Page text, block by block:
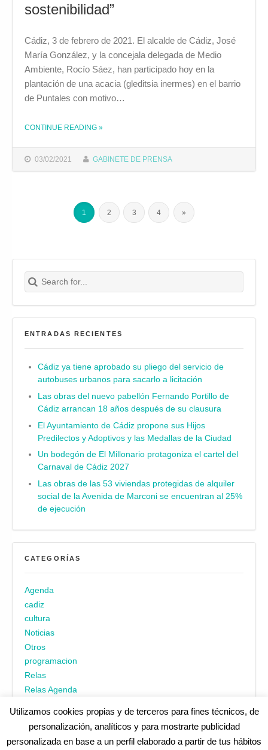
sostenibilidad”
03/02/2021 GABINETE DE PRENSA
Cádiz, 3 de febrero de 2021. El alcalde de Cádiz, José
María González, y la concejala delegada de Medio
Ambiente, Rocío Sáez, han participado hoy en la
plantación de una acacia (gleditsia inermes) en el barrio
de Puntales con motivo…
CONTINUE READING
THE "JOSÉ MARÍA GONZÁLEZ: “PLANTAR ESTE ÁRBOL ES UN REFLEJO DEL COMPROMISO DEL AYUNTAMIENTO CON EL MEDIO AMBIENTE Y LA SOSTENIBILIDAD”"
»
1 2 3 4 »
Search for:
Buscar
ENTRADAS RECIENTES
Cádiz ya tiene aprobado su pliego del servicio de
autobuses urbanos para sacarlo a licitación
Las obras del nuevo pabellón Fernando Portillo de
Cádiz arrancan 18 años después de su clausura
El Ayuntamiento de Cádiz propone sus Hijos
Predilectos y Adoptivos y las Medallas de la Ciudad
Un bodegón de El Millonario protagoniza el cartel del
Carnaval de Cádiz 2027
Las obras de las 53 viviendas protegidas de alquiler
social de la Avenida de Marconi se encuentran al 25%
de ejecución
CATEGORÍAS
Agenda
cadiz
cultura
Noticias
Otros
programacion
Relas
Relas Agenda
Utilizamos cookies propias y de terceros para fines técnicos, de
personalización, analíticos y para mostrarte publicidad
personalizada en base a un perfil elaborado a partir de tus hábitos